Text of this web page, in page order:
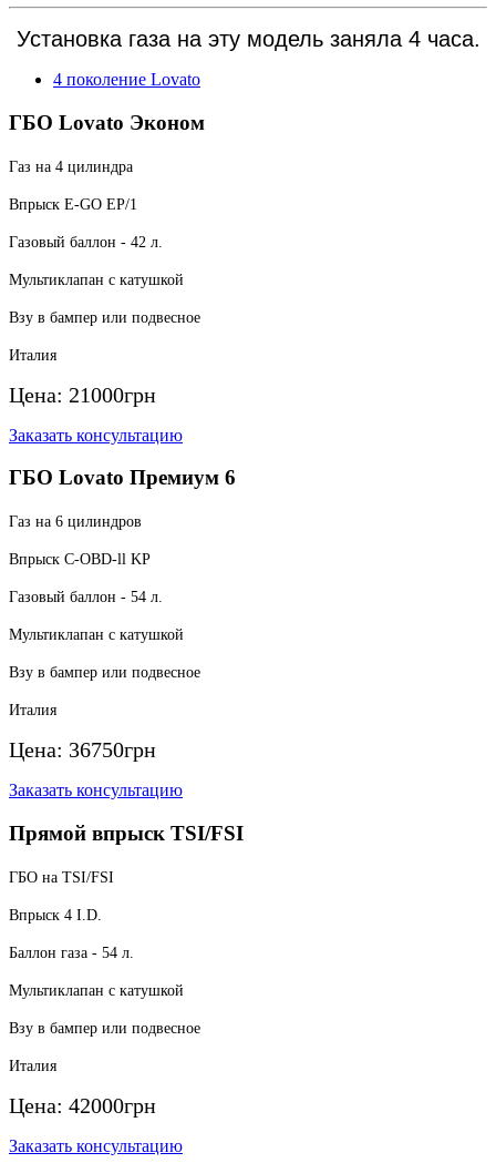
Установка газа на эту модель заняла 4 часа.
4 поколение Lovato
ГБО Lovato Эконом
Газ на 4 цилиндра
Впрыск E-GO EP/1
Газовый баллон - 42 л.
Мультиклапан с катушкой
Взу в бампер или подвесное
Италия
Цена: 21000грн
Заказать консультацию
ГБО Lovato Премиум 6
Газ на 6 цилиндров
Впрыск C-OBD-ll KP
Газовый баллон - 54 л.
Мультиклапан с катушкой
Взу в бампер или подвесное
Италия
Цена: 36750грн
Заказать консультацию
Прямой впрыск TSI/FSI
ГБО на TSI/FSI
Впрыск 4 I.D.
Баллон газа - 54 л.
Мультиклапан с катушкой
Взу в бампер или подвесное
Италия
Цена: 42000грн
Заказать консультацию